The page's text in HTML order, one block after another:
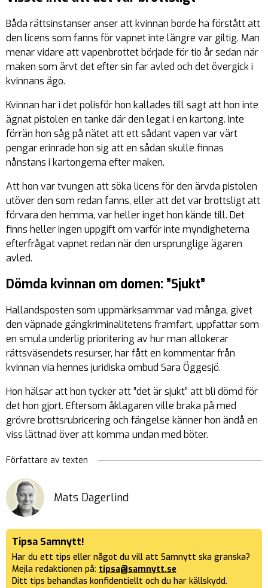
Båda rättsinstanser anser att kvinnan borde ha förstått att
den licens som fanns för vapnet inte längre var giltig. Man
menar vidare att vapenbrottet började för tio år sedan när
maken som ärvt det efter sin far avled och det övergick i
kvinnans ägo.
Kvinnan har i det polisför hon kallades till sagt att hon inte
ägnat pistolen en tanke där den legat i en kartong. Inte
förrän hon såg på nätet att ett sådant vapen var värt
pengar erinrade hon sig att en sådan skulle finnas
nånstans i kartongerna efter maken.
Att hon var tvungen att söka licens för den ärvda pistolen
utöver den som redan fanns, eller att det var brottsligt att
förvara den hemma, var heller inget hon kände till. Det
finns heller ingen uppgift om varför inte myndigheterna
efterfrågat vapnet redan när den ursprunglige ägaren
avled.
Dömda kvinnan om domen: ”Sjukt”
Hallandsposten som uppmärksammar vad många, givet
den väpnade gängkriminalitetens framfart, uppfattar som
en smula underlig prioritering av hur man allokerar
rättsväsendets resurser, har fått en kommentar från
kvinnan via hennes juridiska ombud Sara Öggesjö.
Hon hälsar att hon tycker att ”det är sjukt” att bli dömd för
det hon gjort. Eftersom åklagaren ville braka på med
grövre brottsrubricering och fängelse känner hon ändå en
viss lättnad över att komma undan med böter.
Författare av texten
Mats Dagerlind
Tipsa Samnytt!
Har du ett tips eller något du vill att Samnytt ska granska?
Mejla redaktionen på: tipsa@samnytt.se
Ditt tips behandlas konfidentiellt och du har källskydd.